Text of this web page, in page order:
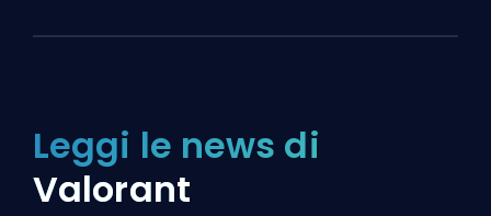
Leggi le news di
Valorant